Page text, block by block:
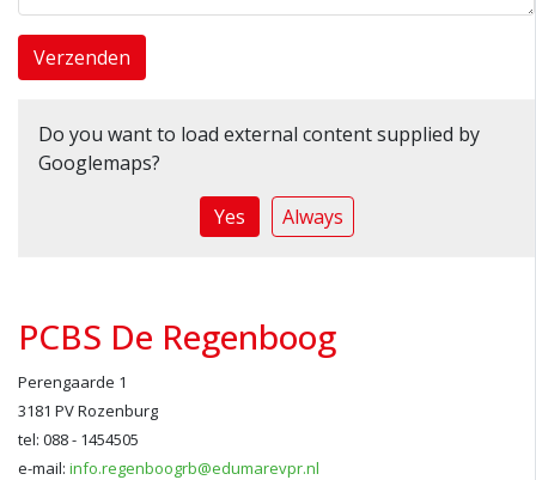
Verzenden
Do you want to load external content supplied by
Googlemaps?
Yes Always
PCBS De Regenboog
Perengaarde 1
3181 PV Rozenburg
tel: 088 - 1454505
e-mail: info.regenboogrb@edumarevpr.nl